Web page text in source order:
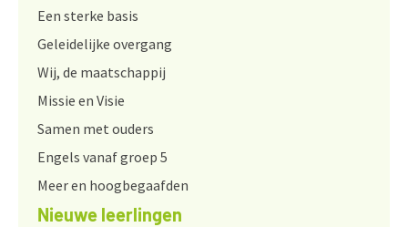
Een sterke basis
Geleidelijke overgang
Wij, de maatschappij
Missie en Visie
Samen met ouders
Engels vanaf groep 5
Meer en hoogbegaafden
Nieuwe leerlingen